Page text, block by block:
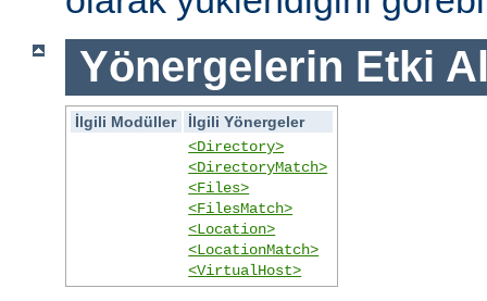
Yönergelerin Etki
İlgili Modüller
İlgili Yönergeler
<Directory>
<DirectoryMatch>
<Files>
<FilesMatch>
<Location>
<LocationMatch>
<VirtualHost>